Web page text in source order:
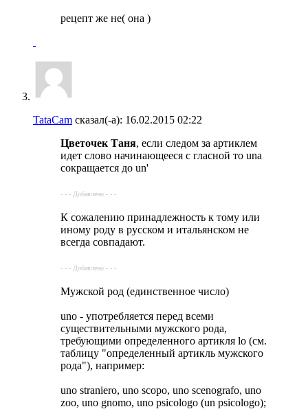
рецепт же не( она )
TataCam сказал(-а): 16.02.2015 02:22
Цветочек Таня, если следом за артиклем
идет слово начинающееся с гласной то una
сокращается до un'
- - - Добавлено - - -
К сожалению принадлежность к тому или
иному роду в русском и итальянском не
всегда совпадают.
- - - Добавлено - - -
Мужской род (единственное число)
uno - употребляется перед всеми
существительными мужского рода,
требующими определенного артикля lo (см.
таблицу "определенный артикль мужского
рода"), например:
uno straniero, uno scopo, uno scenografo, uno
zoo, uno gnomo, uno psicologo (un psicologo);